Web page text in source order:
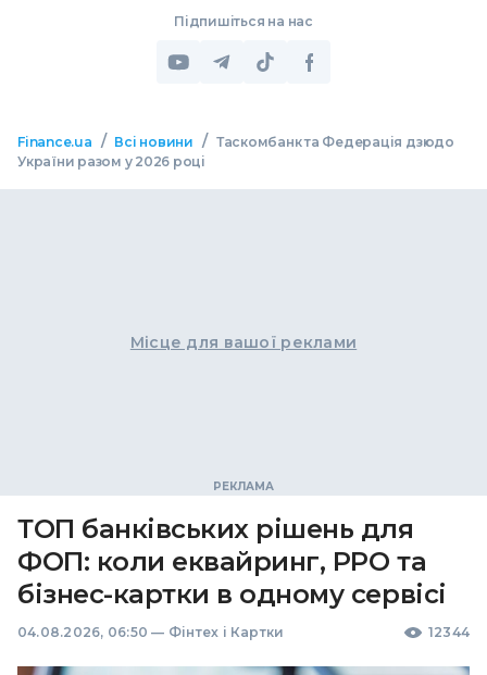
Підпишіться на нас
Finance.ua / Всі новини / Таскомбанк та Федерація дзюдо
України разом у 2026 році
Місце для вашої реклами
ТОП банківських рішень для
ФОП: коли еквайринг, РРО та
бізнес-картки в одному сервісі
04.08.2026, 06:50 — Фінтех і Картки 12344